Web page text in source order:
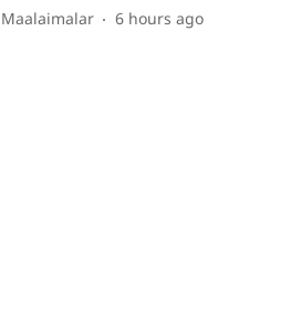
Maalaimalar 6 hours ago